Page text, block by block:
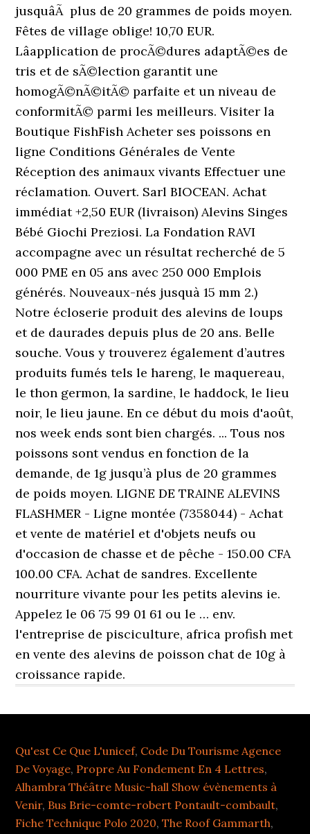
Qu'est Ce Que L'unicef, Code Du Tourisme Agence
De Voyage, Propre Au Fondement En 4 Lettres,
Alhambra Théâtre Music-hall Show évènements à
Venir, Bus Brie-comte-robert Pontault-combault,
Fiche Technique Polo 2020,The Roof Gammarth,